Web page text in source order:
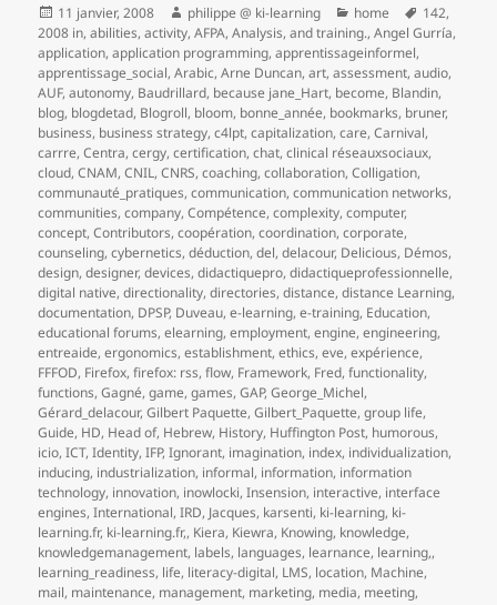
Publié
le
11 janvier, 2008 Auteur
philippe @ ki-learning Catégories
home
Mots-
clés
142,
2008 in,abilities,activity,AFPA,Analysis,and training.,Angel Gurría,
application,application programming,apprentissageinformel,
apprentissage_social,Arabic,Arne Duncan,art,assessment,audio,
AUF,autonomy, Baudrillard, because jane_Hart, become, Blandin,
blog, blogdetad, Blogroll, bloom, bonne_année, bookmarks, bruner,
business, business strategy,c4lpt,capitalization,care,Carnival,
carrre,Centra,cergy,certification,chat,clinical réseauxsociaux,
cloud,CNAM,CNIL,CNRS,coaching,collaboration,Colligation,
communauté_pratiques,communication,communication networks,
communities,company,Compétence,complexity,computer,
concept,Contributors,coopération,coordination,corporate,
counseling,cybernetics,déduction,del,delacour, Delicious, Démos,
design,designer,devices,didactiquepro,didactiqueprofessionnelle,
digital native,directionality,directories,distance,distance Learning,
documentation, DPSP, Duveau,e-learning,e-training, Education,
educational forums,elearning,employment,engine,engineering,
entreaide,ergonomics,establishment,ethics,eve,expérience,
FFFOD, Firefox,firefox: rss,flow, Framework, Fred,functionality,
functions,Gagné,game,games,GAP,George_Michel,
Gérard_delacour,Gilbert Paquette,Gilbert_Paquette,group life,
Guide, HD, Head of, Hebrew, History, Huffington Post, humorous,
icio,ICT,Identity,IFP,Ignorant, imagination, index, individualization,
inducing, industrialization, informal, information, information
technology, innovation, inowlocki,Insension, interactive, interface
engines,International,IRD, Jacques, karsenti, ki-learning, ki-
learning.fr, ki-learning.fr,, Kiera, Kiewra, Knowing, knowledge,
knowledgemanagement, labels, languages, learnance, learning,,
learning_readiness, life, literacy-digital, LMS, location, Machine,
mail, maintenance, management, marketing, media, meeting,